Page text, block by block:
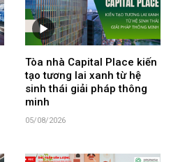
Tòa nhà Capital Place kiến
tạo tương lai xanh từ hệ
sinh thái giải pháp thông
minh
05/08/2026